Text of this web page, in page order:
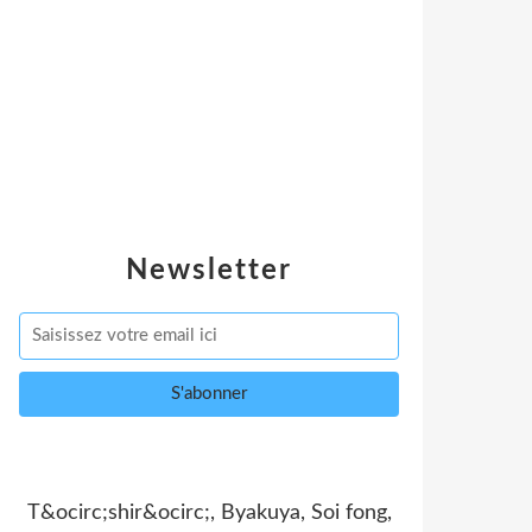
Newsletter
T&ocirc;shir&ocirc;, Byakuya, Soi fong,